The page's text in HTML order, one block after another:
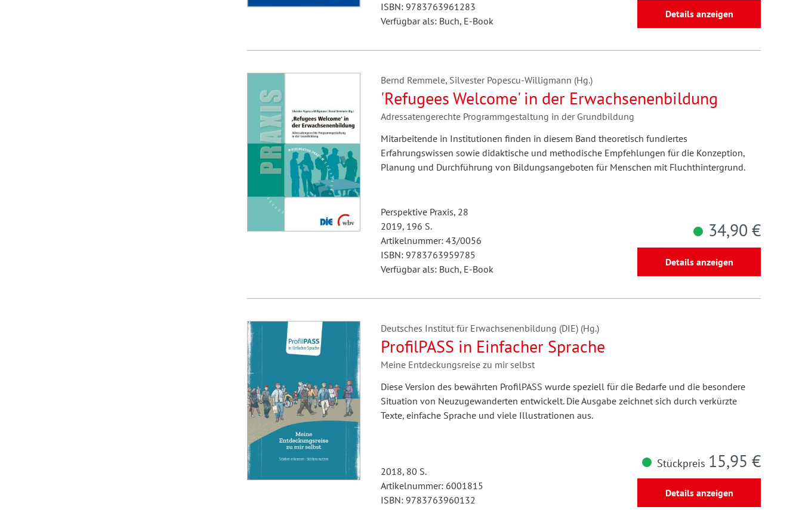
ISBN: 9783763961283
Verfügbar als: Buch, E-Book
Details anzeigen
Bernd Remmele, Silvester Popescu-Willigmann (Hg.)
'Refugees Welcome' in der Erwachsenenbildung
Adressatengerechte Programmgestaltung in der Grundbildung
Mitarbeitende in Institutionen finden in diesem Band theoretisch fundiertes
Erfahrungswissen sowie didaktische und methodische Empfehlungen für die Konzeption,
Planung und Durchführung von Bildungsangeboten für Menschen mit Fluchthintergrund.
Perspektive Praxis, 28
2019, 196 S.
Artikelnummer: 43/0056
ISBN: 9783763959785
Verfügbar als: Buch, E-Book
34,90 €
Details anzeigen
Deutsches Institut für Erwachsenenbildung (DIE) (Hg.)
ProfilPASS in Einfacher Sprache
Meine Entdeckungsreise zu mir selbst
Diese Version des bewährten ProfilPASS wurde speziell für die Bedarfe und die besondere
Situation von Neuzugewanderten entwickelt. Die Ausgabe zeichnet sich durch verkürzte
Texte, einfache Sprache und viele Illustrationen aus.
2018, 80 S.
Artikelnummer: 6001815
ISBN: 9783763960132
Stückpreis 15,95 €
Details anzeigen